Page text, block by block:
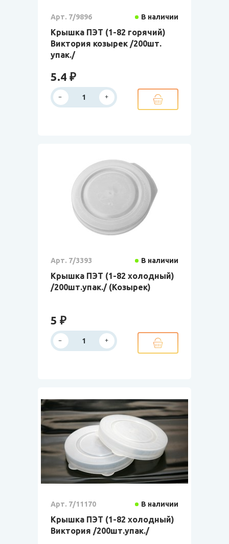
Арт. 7/9896 В наличии
Крышка ПЭТ (1-82 горячий)
Виктория козырек /200шт.
упак./
5.4 ₽
Арт. 7/3393 В наличии
Крышка ПЭТ (1-82 холодный)
/200шт.упак./ (Козырек)
5 ₽
Арт. 7/11170 В наличии
Крышка ПЭТ (1-82 холодный)
Виктория /200шт.упак./